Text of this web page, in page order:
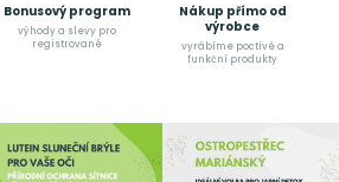
Bonusový program
výhody a slevy pro
registrované
Nákup přímo od
výrobce
vyrábíme poctívé a
funkční produkty